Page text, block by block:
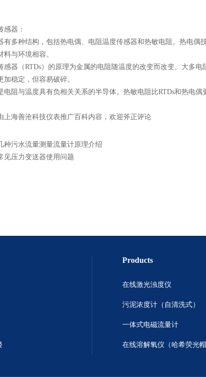
感器：
有多种结构，包括热电偶、电阻温度传感器和热敏电阻。热电
料与环境相容。
感器（RTDs）的原理为金属的电阻随温度的改变而改变。大多
加稳定，但容易破碎。
电阻与温度具有负相关关系的半导体。热敏电阻比RTDs和热电
上海善沧科技仪表推广百科内容，欢迎斧正评论
种污水流量测量流量计原理介绍
见压力变送器使用问题
Products
在线激光浊度仪
污泥浓度计（自清洗式）
一体式电磁流量计
在线溶解氧仪（哈希荧光帽